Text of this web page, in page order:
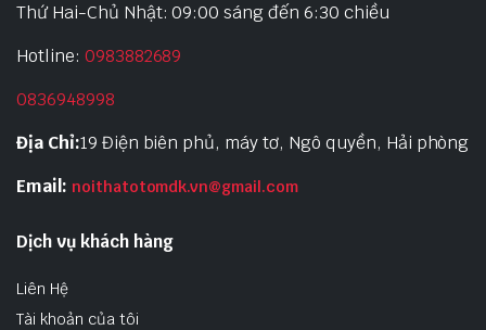
Thứ Hai-Chủ Nhật: 09:00 sáng đến 6:30 chiều
Hotline: 0983882689
0836948998
Địa Chỉ:19 Điện biên phủ, máy tơ, Ngô quyền, Hải phòng
Email: noithatotomdk.vn@gmail.com
Dịch vụ khách hàng
Liên Hệ
Tài khoản của tôi